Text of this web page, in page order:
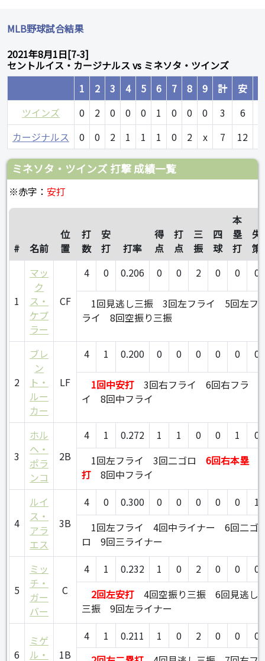
MLB野球試合結果
2021年8月1日[7-3]
セントルイス・カージナルス vs ミネソタ・ツインズ
1
2 3 4 5 6 7 8 9 計 安
ツインズ
0 2 0 0 0 1 0 0 0 3 6
カージナルス
0 0 2 1 1 1 0 2 x 7 12
ミネソタ・ツインズ 打撃 成績一覧
※赤字：安打
# 名前
位
置
打
数
安
打
打率
得
点
打
点
三
振
四
球
本
塁
打
失
策
1
マッ
ク
ス・
ケプ
ラー
CF
4 0 0.206 0 0 2 0 0 0
1回見逃し三振 3回左フライ
5回左フ
ライ
8回空振り三振
2
ブレ
ン
ト・
ルー
カー
LF
4 1 0.200 0 0 0 0 0 0
1回中安打 3回右フライ
6回右フラ
イ
8回中フライ
3
ホル
ヘ・
ポラ
ンコ
2B
4 1 0.272 1 1 0 0 1
0
1回左フライ
3回二ゴロ
6回右本塁
打
8回中フライ
4
ルイ
ス・
アラ
エス
3B
4 0 0.300 0 0 0 0 0
1
1回左フライ
4回中ライナー
6回二ゴ
ロ
9回三ライナー
5
ミッ
チ・
ガー
バー
C
4 1 0.232 1 0 2 0 0
0
2回左安打
4回空振り三振
6回見逃し
三振
9回左ライナー
6
ミゲ
ル・
1B
4 1 0.211 1 0 2 0 0
0